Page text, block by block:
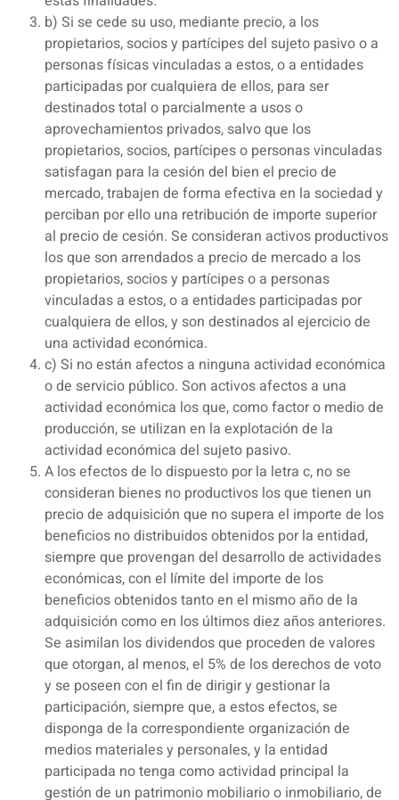
b) Si se cede su uso, mediante precio, a los
propietarios, socios y partícipes del sujeto pasivo o a
personas físicas vinculadas a estos, o a entidades
participadas por cualquiera de ellos, para ser
destinados total o parcialmente a usos o
aprovechamientos privados, salvo que los
propietarios, socios, partícipes o personas vinculadas
satisfagan para la cesión del bien el precio de
mercado, trabajen de forma efectiva en la sociedad y
perciban por ello una retribución de importe superior
al precio de cesión. Se consideran activos productivos
los que son arrendados a precio de mercado a los
propietarios, socios y partícipes o a personas
vinculadas a estos, o a entidades participadas por
cualquiera de ellos, y son destinados al ejercicio de
una actividad económica.
c) Si no están afectos a ninguna actividad económica
o de servicio público. Son activos afectos a una
actividad económica los que, como factor o medio de
producción, se utilizan en la explotación de la
actividad económica del sujeto pasivo.
A los efectos de lo dispuesto por la letra c, no se
consideran bienes no productivos los que tienen un
precio de adquisición que no supera el importe de los
beneficios no distribuidos obtenidos por la entidad,
siempre que provengan del desarrollo de actividades
económicas, con el límite del importe de los
beneficios obtenidos tanto en el mismo año de la
adquisición como en los últimos diez años anteriores.
Se asimilan los dividendos que proceden de valores
que otorgan, al menos, el 5% de los derechos de voto
y se poseen con el fin de dirigir y gestionar la
participación, siempre que, a estos efectos, se
disponga de la correspondiente organización de
medios materiales y personales, y la entidad
participada no tenga como actividad principal la
gestión de un patrimonio mobiliario o inmobiliario, de